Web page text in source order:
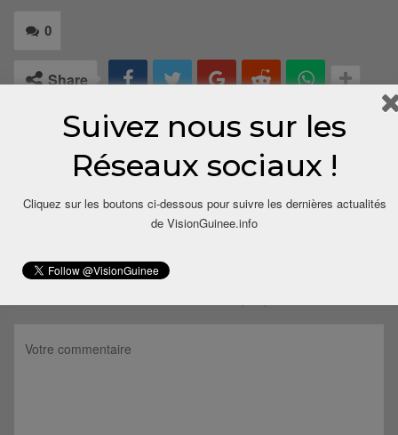
0
Share
LAISSER UN COMMENTAIRE
Suivez nous sur les
Réseaux sociaux !
Cliquez sur les boutons ci-dessous pour suivre les dernières actualités
de VisionGuinee.info